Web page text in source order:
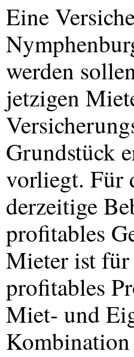
Eine
werden
jetzigen
Grundstück
vorliegt. Für
derzeitige
profitables
Mieter ist für
profitables
Miet- und